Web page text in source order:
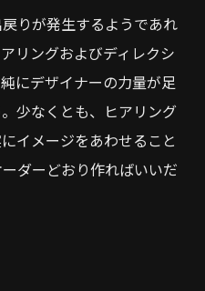
りが発生するようであれ
リングおよびディレクシ
にデザイナーの力量が足
少なくとも、ヒアリング
イメージをあわせること
ダーどおり作ればいいだ